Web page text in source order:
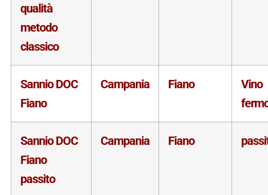
qualità
metodo
classico
Sannio DOC
Fiano
Campania Fiano
Vino
Sannio DOC
Fiano
passito
Campania Fiano